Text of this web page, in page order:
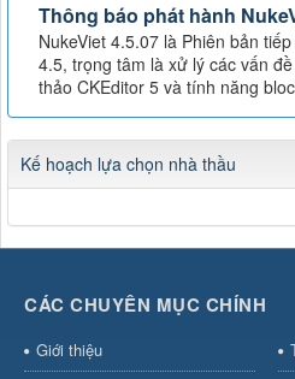
Thông báo phát hành
NukeViet 4.5.07 là Phiên bản
4.5, trọng tâm là xử lý các vấn
thảo CKEditor 5 và tính năng
Kế hoạch lựa chọn nhà thầu
CÁC CHUYÊN MỤC CHÍNH
Giới thiệu